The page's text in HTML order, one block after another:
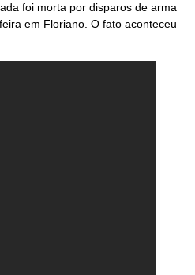
foi morta por disparos de arma
em Floriano. O fato aconteceu